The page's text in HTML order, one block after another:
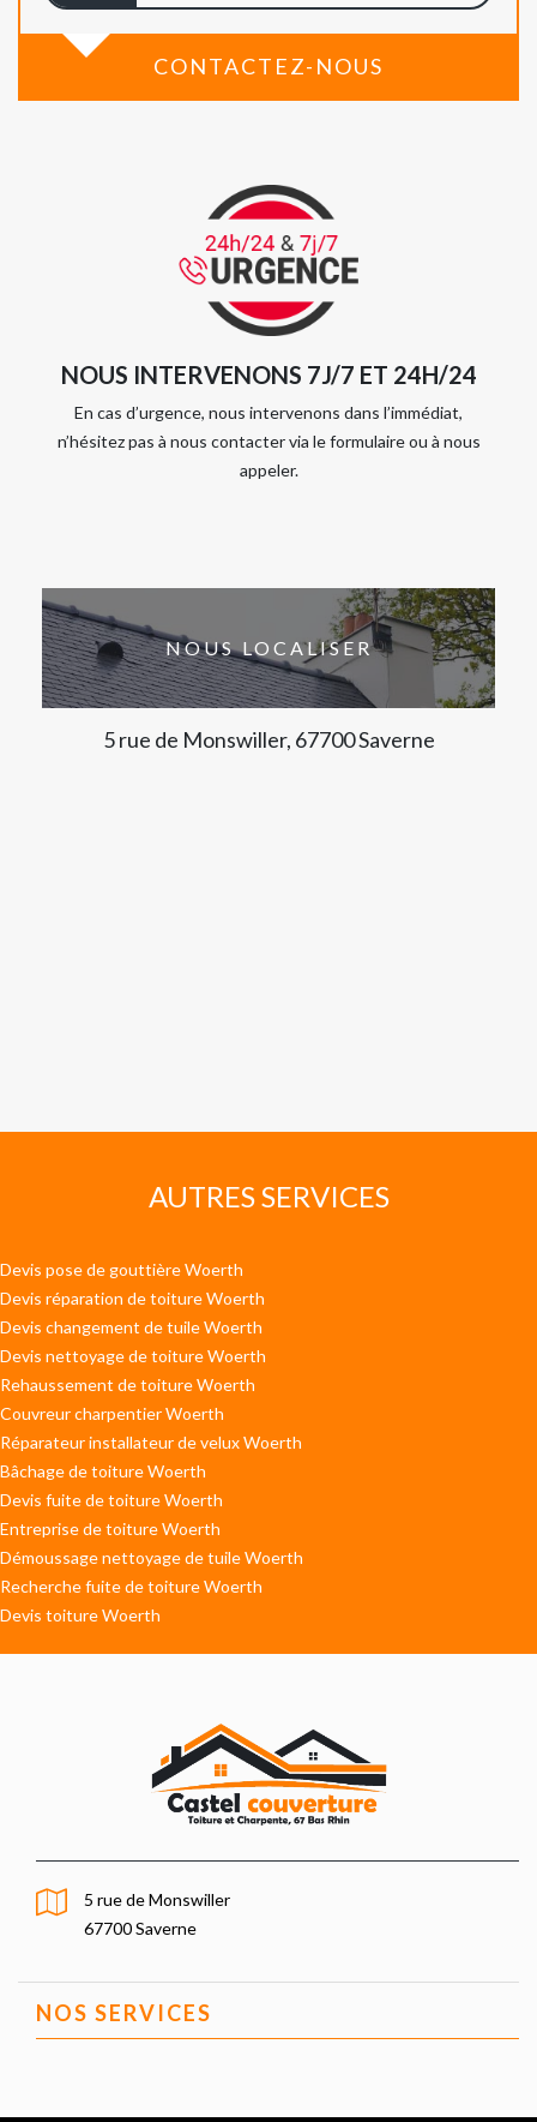
CONTACTEZ-NOUS
NOUS INTERVENONS 7J/7 ET 24H/24
En cas d’urgence, nous intervenons dans l’immédiat,
n’hésitez pas à nous contacter via le formulaire ou à nous
appeler.
NOUS LOCALISER
5 rue de Monswiller, 67700 Saverne
AUTRES SERVICES
Devis pose de gouttière Woerth
Devis réparation de toiture Woerth
Devis changement de tuile Woerth
Devis nettoyage de toiture Woerth
Rehaussement de toiture Woerth
Couvreur charpentier Woerth
Réparateur installateur de velux Woerth
Bâchage de toiture Woerth
Devis fuite de toiture Woerth
Entreprise de toiture Woerth
Démoussage nettoyage de tuile Woerth
Recherche fuite de toiture Woerth
Devis toiture Woerth
5 rue de Monswiller
67700 Saverne
NOS SERVICES